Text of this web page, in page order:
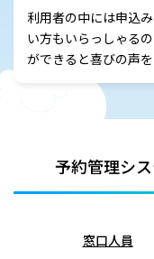
利用者の中には申込
い方もいらっしゃる
ができると喜びの声を
予約管理シ
窓口人員